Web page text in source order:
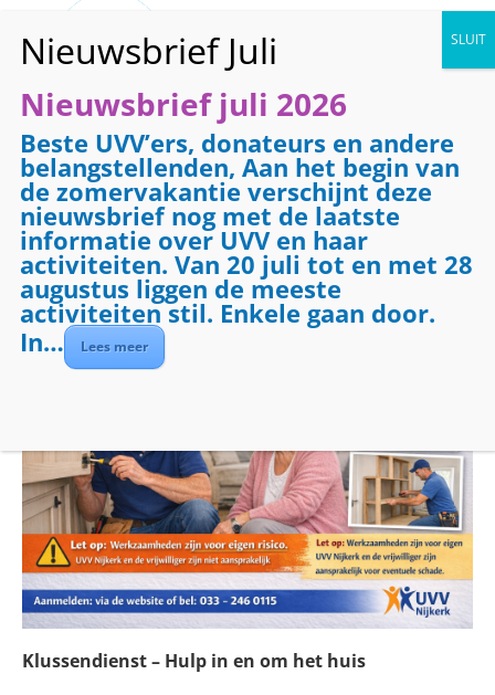
« Alle Evenementen
Evenementenreeks:Klussendienst
Klussendienst
december 15 @ 09:00- 17:00
Klussendienst – Hulp in en om het huis
Nieuwsbrief juli 2026
Beste UVV’ers, donateurs en andere
belangstellenden, Aan het begin van
de zomervakantie verschijnt deze
nieuwsbrief nog met de laatste
informatie over UVV en haar
activiteiten. Van 20 juli tot en met 28
augustus liggen de meeste
activiteiten stil. Enkele gaan door.
In…
Lees meer